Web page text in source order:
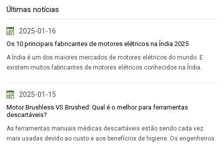
Últimas notícias
2025-01-16
Os 10 principais fabricantes de motores elétricos na Índia 2025
A Índia é um dos maiores mercados de motores elétricos do mundo. E
existem muitos fabricantes de motores elétricos conhecidos na Índia.
2025-01-15
Motor Brushless VS Brushed: Qual é o melhor para ferramentas
descartáveis?
As ferramentas manuais médicas descartáveis ​​estão sendo cada vez
mais usadas devido ao custo e aos benefícios de higiene. Os engenheiros